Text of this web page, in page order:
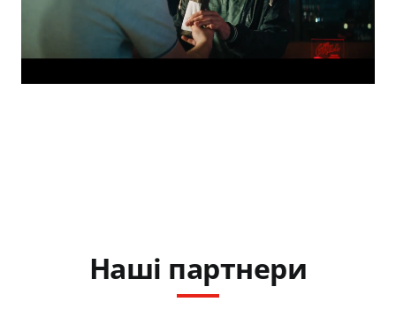
Наші партнери